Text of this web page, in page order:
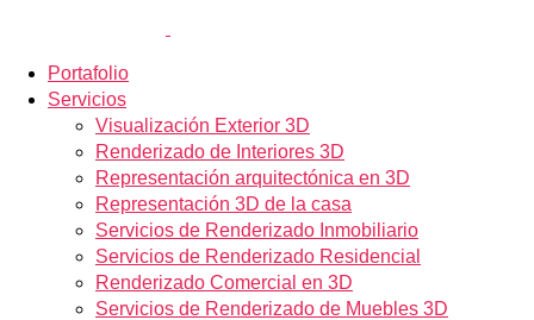
Portafolio
Servicios
Visualización Exterior 3D
Renderizado de Interiores 3D
Representación arquitectónica en 3D
Representación 3D de la casa
Servicios de Renderizado Inmobiliario
Servicios de Renderizado Residencial
Renderizado Comercial en 3D
Servicios de Renderizado de Muebles 3D